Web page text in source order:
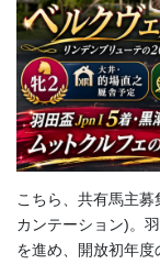
こちら、共有馬主
カンテーション)。
を進め、開放初年